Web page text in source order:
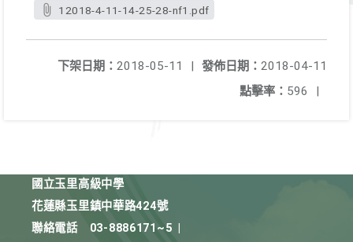
12018-4-11-14-25-28-nf1.pdf
發佈日期： 2018-04-11
下架日期： 2018-05-11
|
點擊率： 596 |
國立玉里高級中學
花蓮縣玉里鎮中華路424號
聯絡電話
03-8886171~5